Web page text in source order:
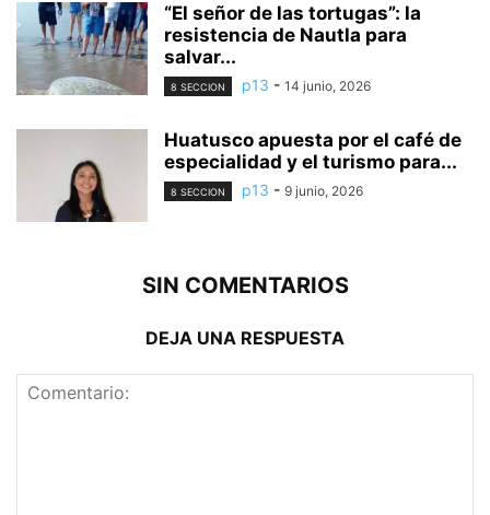
“El señor de las tortugas”: la
resistencia de Nautla para
salvar...
8 SECCION p13 - 14 junio, 2026
Huatusco apuesta por el café de
especialidad y el turismo para...
8 SECCION p13 - 9 junio, 2026
SIN COMENTARIOS
DEJA UNA RESPUESTA